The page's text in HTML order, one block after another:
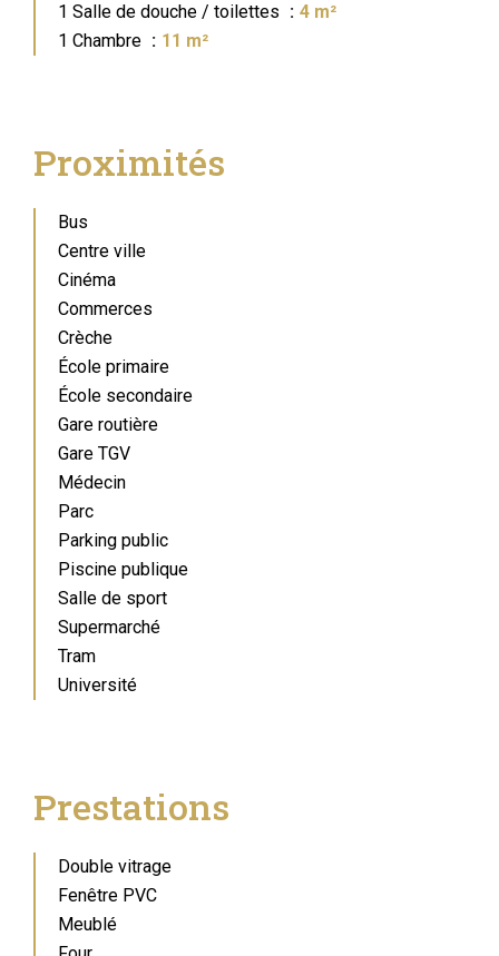
1 Salle de douche / toilettes
4 m²
1 Chambre
11 m²
Proximités
Bus
Centre ville
Cinéma
Commerces
Crèche
École primaire
École secondaire
Gare routière
Gare TGV
Médecin
Parc
Parking public
Piscine publique
Salle de sport
Supermarché
Tram
Université
Prestations
Double vitrage
Fenêtre PVC
Meublé